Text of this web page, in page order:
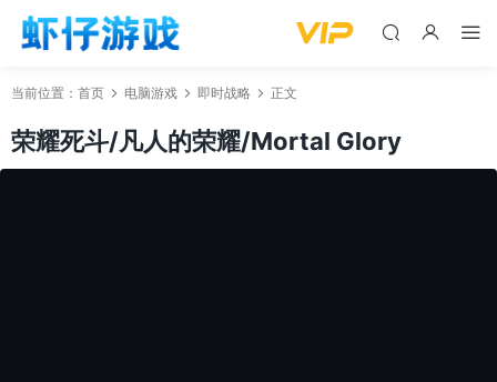
当前位置： 首页 电脑游戏 即时战略 正文
荣耀死斗/凡人的荣耀/Mortal Glory